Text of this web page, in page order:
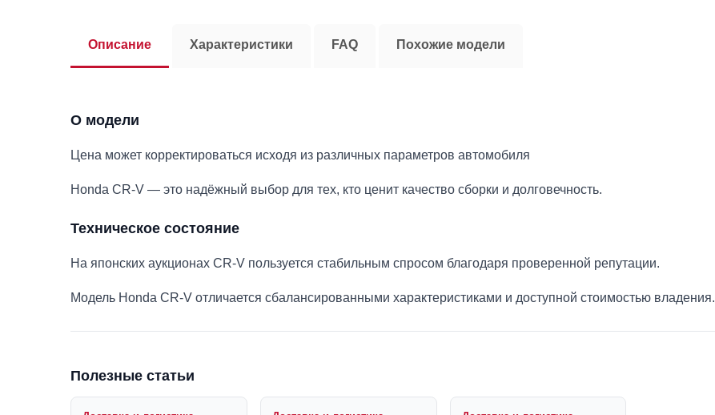
Описание Характеристики FAQ Похожие модели
О модели
Цена может корректироваться исходя из различных параметров автомобиля
Honda CR-V — это надёжный выбор для тех, кто ценит качество сборки и долговечность.
Техническое состояние
На японских аукционах CR-V пользуется стабильным спросом благодаря проверенной репутации.
Модель Honda CR-V отличается сбалансированными характеристиками и доступной стоимостью владения.
Полезные статьи